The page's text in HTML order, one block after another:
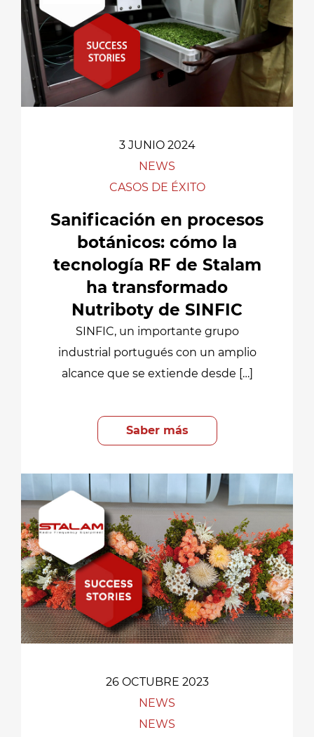
3 JUNIO 2024
NEWS
CASOS DE ÉXITO
Sanificación en procesos
botánicos: cómo la
tecnología RF de Stalam
ha transformado
Nutriboty de SINFIC
SINFIC, un importante grupo
industrial portugués con un amplio
alcance que se extiende desde […]
Saber más
26 OCTUBRE 2023
NEWS
NEWS